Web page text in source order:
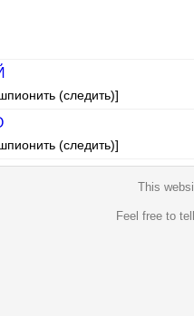
(следить)]
(следить)]
This
Feel free to